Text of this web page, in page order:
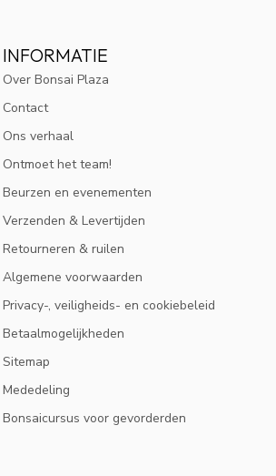
INFORMATIE
Over Bonsai Plaza
Contact
Ons verhaal
Ontmoet het team!
Beurzen en evenementen
Verzenden & Levertijden
Retourneren & ruilen
Algemene voorwaarden
Privacy-, veiligheids- en cookiebeleid
Betaalmogelijkheden
Sitemap
Mededeling
Bonsaicursus voor gevorderden